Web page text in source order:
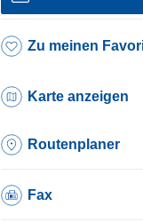
Zu meinen
Karte anzeigen
Routenplaner
Fax